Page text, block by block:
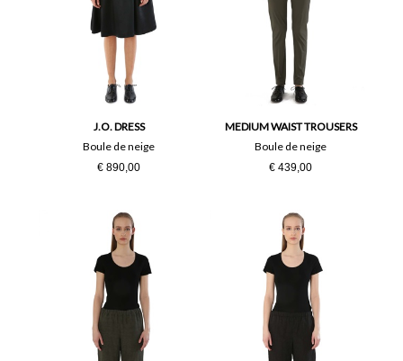
J.O. DRESS
Boule de neige
€ 890,00
MEDIUM WAIST TROUSERS
Boule de neige
€ 439,00